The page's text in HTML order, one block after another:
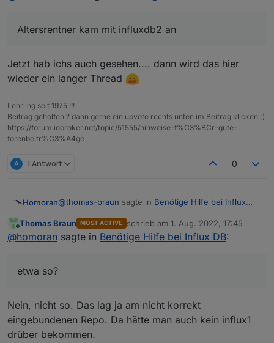
Reading state information... Done
Failed to start influxdb.service: Unit
pi@raspberrypiioBroker:~ $ iob start
pi@raspberrypiioBroker:~ $
Altersrentner kam mit influxdb2 an
Jetzt hab ichs auch gesehen.... dann wird das hier
wieder ein langer Thread
Lehrling seit 1975 !!!
Beitrag geholfen ? dann gerne ein upvote rechts unten im Beitrag klicken ;)
https://forum.iobroker.net/topic/51555/hinweise-f%C3%BCr-gute-
forenbeitr%C3%A4ge
A 1 Antwort 0
Homoran@thomas-braun sagte in Benötige Hilfe bei Influx
weil der dann gar nicht in der Auslage liegt.
Unable to locate package influxdb2
Online
Thomas Braun MOST ACTIVE schrieb am 1. Aug. 2022, 17:45
zuletzt editiert von
@homoran sagte in Benötige Hilfe bei Influx DB:
etwa so?
Nein, nicht so. Das lag ja am nicht korrekt
eingebundenen Repo. Da hätte man auch kein influx1
drüber bekommen.